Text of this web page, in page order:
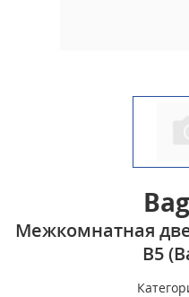
Межкомнатная
B5